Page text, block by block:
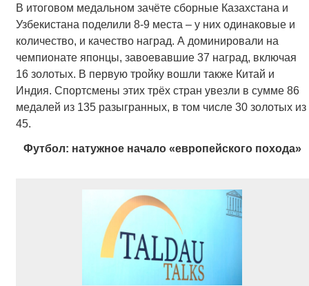
В итоговом медальном зачёте сборные Казахстана и
Узбекистана поделили 8-9 места – у них одинаковые и
количество, и качество наград. А доминировали на
чемпионате японцы, завоевавшие 37 наград, включая
16 золотых. В первую тройку вошли также Китай и
Индия. Спортсмены этих трёх стран увезли в сумме 86
медалей из 135 разыгранных, в том числе 30 золотых из
45.
Футбол: натужное начало «европейского похода»